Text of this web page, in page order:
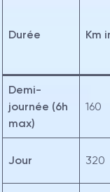
Durée Km
Demi-
journée (6h
max)
160
Jour 320